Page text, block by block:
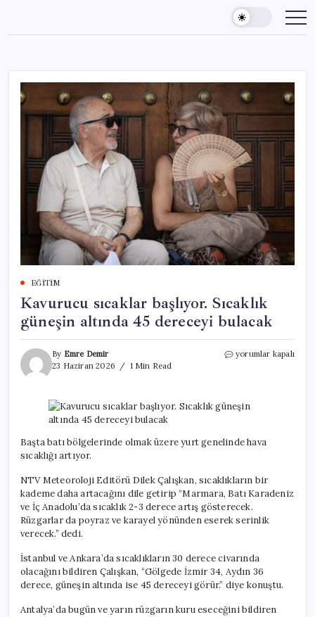
content
EĞITIM
Kavurucu sıcaklar başlıyor. Sıcaklık
güneşin altında 45 dereceyi bulacak
By Emre Demir
23 Haziran 2026
1 Min Read
Kavurucu
güneşin
altında
dereceyi
bulacak
yorumlar kapalı
Başta batı bölgelerinde olmak üzere yurt genelinde hava
sıcaklığı artıyor.
NTV Meteoroloji Editörü Dilek Çalışkan, sıcaklıkların bir
kademe daha artacağını dile getirip “Marmara, Batı Karadeniz
ve İç Anadolu’da sıcaklık 2-3 derece artış gösterecek.
Rüzgarlar da poyraz ve karayel yönünden eserek serinlik
verecek.” dedi.
İstanbul ve Ankara’da sıcaklıkların 30 derece civarında
olacağını bildiren Çalışkan, “Gölgede İzmir 34, Aydın 36
derece, güneşin altında ise 45 dereceyi görür.” diye konuştu.
Antalya’da bugün ve yarın rüzgarın kuru eseceğini bildiren